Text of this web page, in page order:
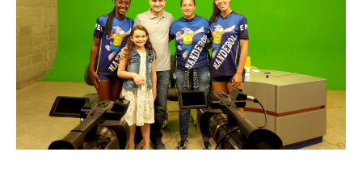
handebol
feminino
de
Bauru